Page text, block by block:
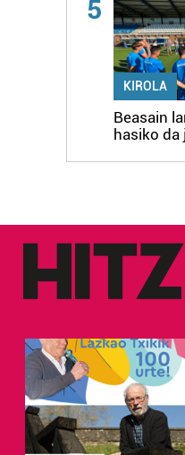
5
KIROLA
Beasain
hasiko da